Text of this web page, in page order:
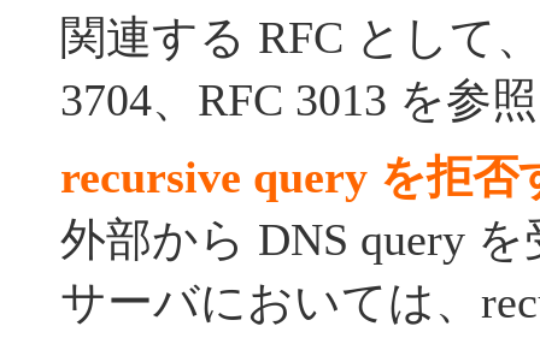
関連する RFC として
3704、RFC 3013 を参
recursive query を拒否
外部から DNS query
サーバにおいては、